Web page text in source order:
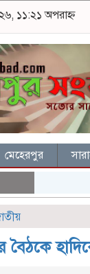
১১:২১ অপরাহ্ন
মেহেরপুর
বৈঠকে